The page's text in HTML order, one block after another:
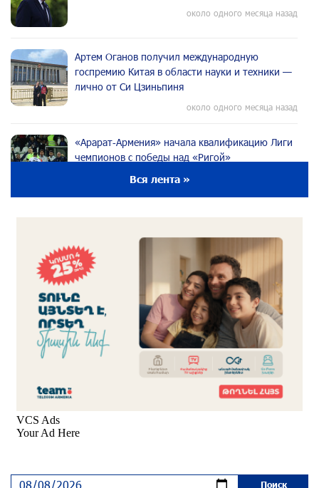
около одного месяца назад
Артем Оганов получил международную
госпремию Китая в области науки и техники —
лично от Си Цзиньпиня
около одного месяца назад
«Арарат‑Армения» начала квалификацию Лиги
чемпионов с победы над «Ригой»
около одного месяца назад
Аравийским морем
около одного месяца назад
Вопрос об аресте Чалабяна дошел до
Европейского парламента: «Паст»
около одного месяца назад
и чего на самом деле ожидает общество?
парламентского бойкота оппозиции - пустая
Вся лента »